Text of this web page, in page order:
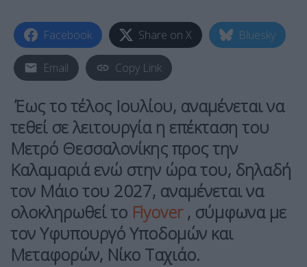
Facebook Share on X Bluesky
Email Copy Link
Έως το τέλος Ιουλίου, αναμένεται να
τεθεί σε λειτουργία η επέκταση του
Μετρό Θεσσαλονίκης προς την
Καλαμαριά ενώ στην ώρα του, δηλαδή
τον Μάιο του 2027, αναμένεται να
ολοκληρωθεί το Flyover , σύμφωνα με
τον Υφυπουργό Υποδομών και
Μεταφορών, Νίκο Ταχιάο.